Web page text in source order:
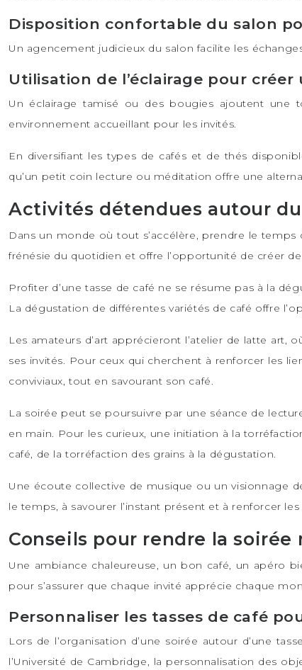
Disposition confortable du salon
Un agencement judicieux du salon facilite les
Utilisation de l’éclairage pour
Un éclairage tamisé ou des bougies ajoutent une
environnement accueillant pour les invités.
En diversifiant les types de cafés et de thés
qu’un petit coin lecture ou méditation offre une
Activités détendues autour
Dans un monde où tout s’accélère, prendre le
frénésie du quotidien et offre l’opportunité de créer
Profiter d’une tasse de café ne se résume pas à la
La dégustation de différentes variétés de café offre
Les amateurs d’art apprécieront l’atelier de latte art,
ses invités. Pour ceux qui cherchent à renforcer les
conviviaux, tout en savourant son café.
La soirée peut se poursuivre par une séance de
en main. Pour les curieux, une initiation à la
café, de la torréfaction des grains à la dégustation.
Une écoute collective de musique ou un visionnage
le temps, à savourer l’instant présent et à renforcer les
Conseils pour rendre la soirée
Une ambiance chaleureuse, un bon café, un apéro
pour s’assurer que chaque invité apprécie chaque
Personnaliser les tasses de café
Lors de l’organisation d’une soirée autour d’une
l’Université de Cambridge, la personnalisation des